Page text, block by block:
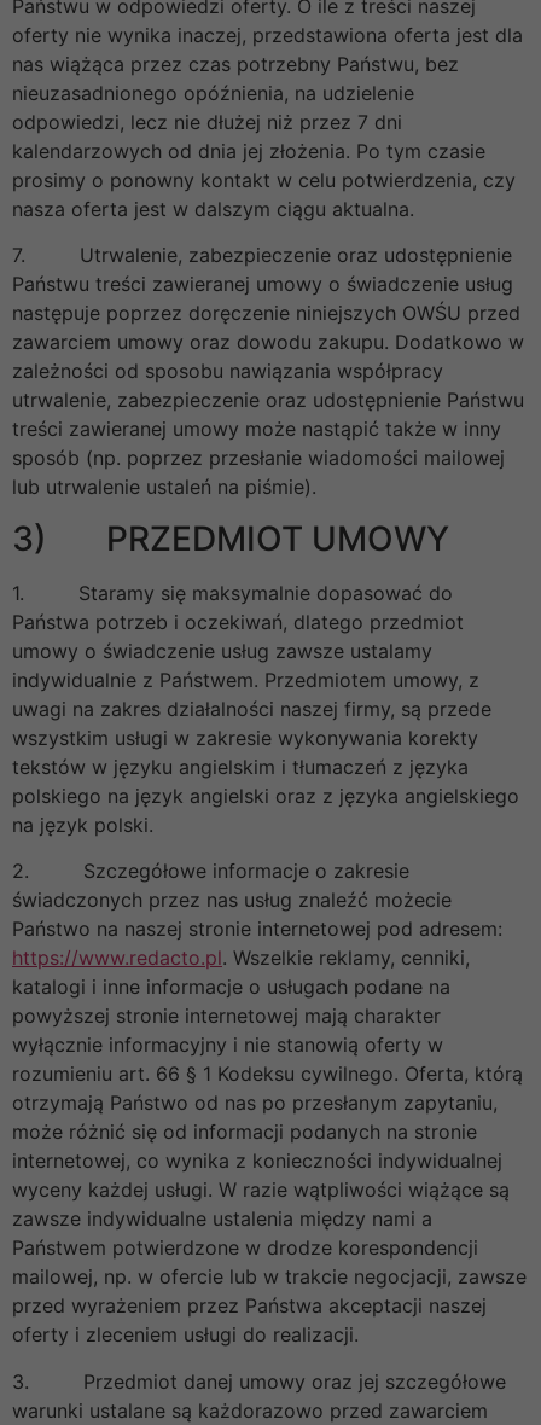
Państwu w odpowiedzi oferty. O ile z treści naszej
oferty nie wynika inaczej, przedstawiona oferta jest dla
nas wiążąca przez czas potrzebny Państwu, bez
nieuzasadnionego opóźnienia, na udzielenie
odpowiedzi, lecz nie dłużej niż przez 7 dni
kalendarzowych od dnia jej złożenia. Po tym czasie
prosimy o ponowny kontakt w celu potwierdzenia, czy
nasza oferta jest w dalszym ciągu aktualna.
7. Utrwalenie, zabezpieczenie oraz udostępnienie
Państwu treści zawieranej umowy o świadczenie usług
następuje poprzez doręczenie niniejszych OWŚU przed
zawarciem umowy oraz dowodu zakupu. Dodatkowo w
zależności od sposobu nawiązania współpracy
utrwalenie, zabezpieczenie oraz udostępnienie Państwu
treści zawieranej umowy może nastąpić także w inny
sposób (np. poprzez przesłanie wiadomości mailowej
lub utrwalenie ustaleń na piśmie).
3) PRZEDMIOT UMOWY
1. Staramy się maksymalnie dopasować do
Państwa potrzeb i oczekiwań, dlatego przedmiot
umowy o świadczenie usług zawsze ustalamy
indywidualnie z Państwem. Przedmiotem umowy, z
uwagi na zakres działalności naszej firmy, są przede
wszystkim usługi w zakresie wykonywania korekty
tekstów w języku angielskim i tłumaczeń z języka
polskiego na język angielski oraz z języka angielskiego
na język polski.
2. Szczegółowe informacje o zakresie
świadczonych przez nas usług znaleźć możecie
Państwo na naszej stronie internetowej pod adresem:
https://www.redacto.pl. Wszelkie reklamy, cenniki,
katalogi i inne informacje o usługach podane na
powyższej stronie internetowej mają charakter
wyłącznie informacyjny i nie stanowią oferty w
rozumieniu art. 66 § 1 Kodeksu cywilnego. Oferta, którą
otrzymają Państwo od nas po przesłanym zapytaniu,
może różnić się od informacji podanych na stronie
internetowej, co wynika z konieczności indywidualnej
wyceny każdej usługi. W razie wątpliwości wiążące są
zawsze indywidualne ustalenia między nami a
Państwem potwierdzone w drodze korespondencji
mailowej, np. w ofercie lub w trakcie negocjacji, zawsze
przed wyrażeniem przez Państwa akceptacji naszej
oferty i zleceniem usługi do realizacji.
3. Przedmiot danej umowy oraz jej szczegółowe
warunki ustalane są każdorazowo przed zawarciem